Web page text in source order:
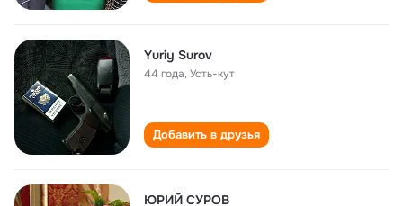
Yuriy Surov
44 года,Усть-кут
Добавить в друзья
ЮРИЙ СУРОВ